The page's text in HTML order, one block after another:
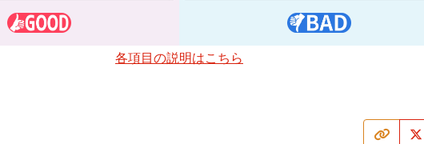
各項目の説明はこちら